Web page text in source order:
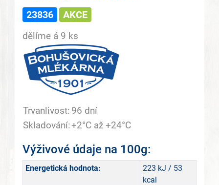
23836 AKCE
dělíme á 9 ks
Trvanlivost: 96 dní
Skladování:+2°C až +24°C
Výživové údaje na 100g:
Energetická hodnota:
223 kJ / 53
kcal